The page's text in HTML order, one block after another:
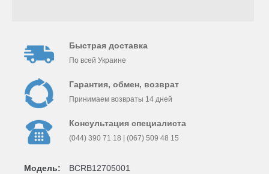
Быстрая доставка
По всей Украине
Гарантия, обмен, возврат
Принимаем возвраты 14 дней
Консультация специалиста
(044) 390 71 18 | (067) 509 48 15
Модель: BCRB12705001